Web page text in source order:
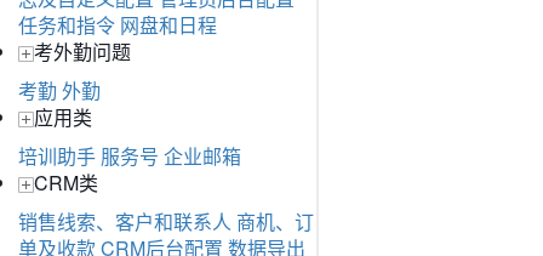
任务和指令 网盘和日程
考外勤问题
考勤外勤
应用类
培训助手 服务号 企业邮箱
CRM类
销售线索、客户和联系人 商机、订
单及收款CRM后台配置 数据导出